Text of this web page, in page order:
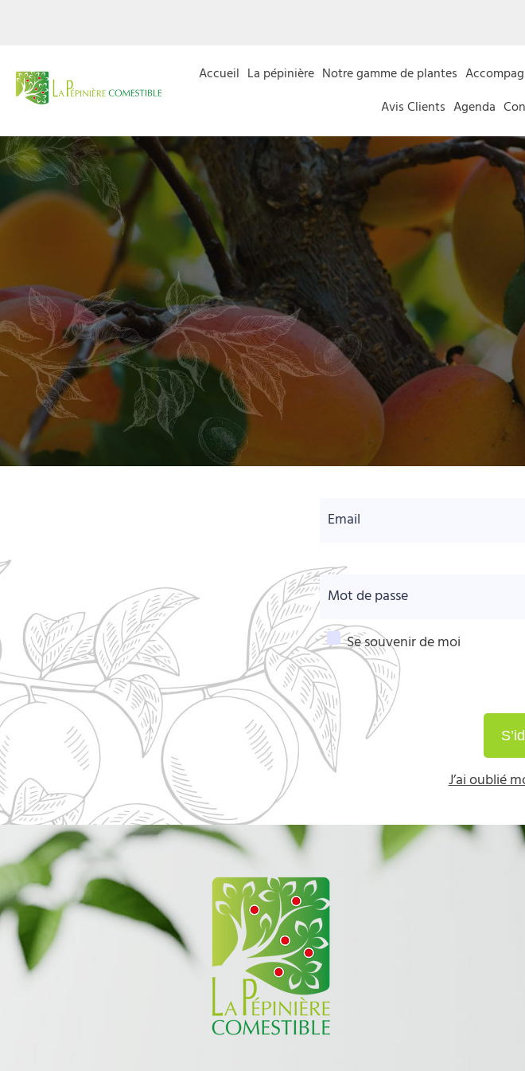
Accueil La pépinière Notre gamme de plantes
Avis Clients Agenda
Email
Mot de passe
Se souvenir de moi
L'interface d'administration utilise
sur le bouton ci-dessous, vous
J’ai oublié